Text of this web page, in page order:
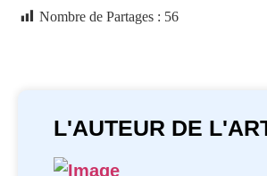
Nombre de Partages : 56
L'AUTEUR DE